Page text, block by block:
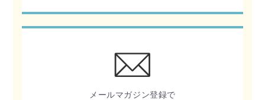
メールマガジン登録で